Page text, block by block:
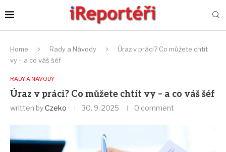
Home Rady a Návody
Úraz v práci? Co můžete chtít
vy – a co váš šéf
RADY A NÁVODY
Úraz v práci? Co můžete chtít vy – a co váš šéf
written byCzeko 30. 9. 2025 0 comment